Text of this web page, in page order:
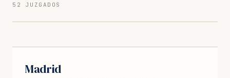
52 JUZGADOS
Madrid